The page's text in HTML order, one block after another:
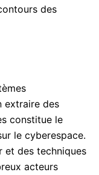
des
extraire des
constitue le
le cyberespace.
et des techniques
acteurs